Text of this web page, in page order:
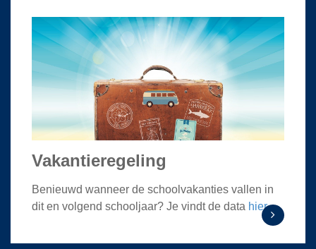
Vakantieregeling
Benieuwd wanneer de schoolvakanties vallen in
dit en volgend schooljaar? Je vindt de data hier.